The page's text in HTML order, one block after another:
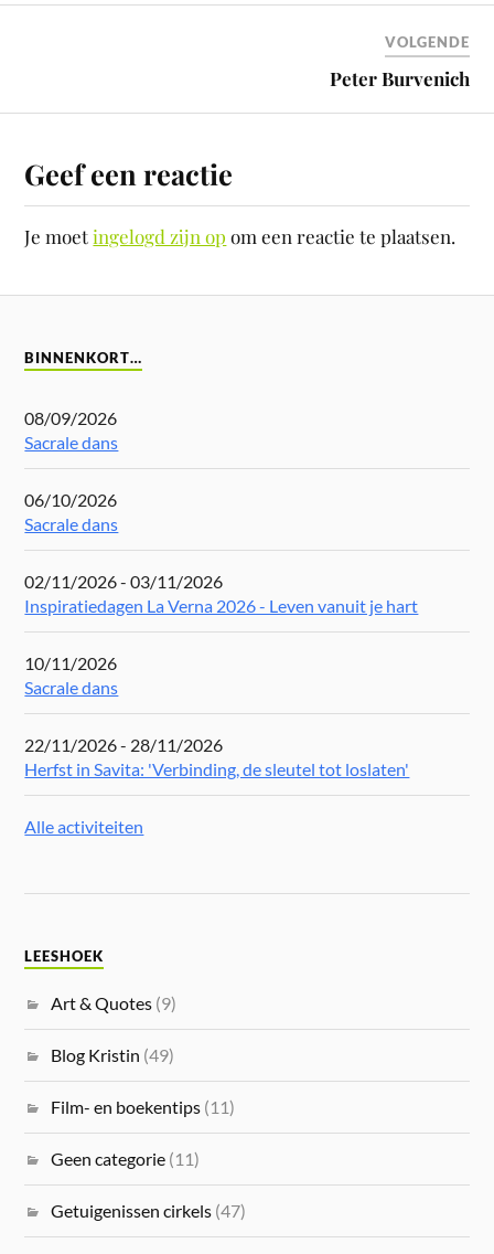
VOLGENDE
Peter Burvenich
Geef een reactie
Je moetingelogd zijn op om een reactie te plaatsen.
BINNENKORT…
08/09/2026
Sacrale dans
06/10/2026
Sacrale dans
02/11/2026 - 03/11/2026
Inspiratiedagen La Verna 2026 - Leven vanuit je hart
10/11/2026
Sacrale dans
22/11/2026 - 28/11/2026
Herfst in Savita: 'Verbinding, de sleutel tot loslaten'
Alle activiteiten
LEESHOEK
Art & Quotes (9)
Blog Kristin (49)
Film- en boekentips (11)
Geen categorie (11)
Getuigenissen cirkels (47)